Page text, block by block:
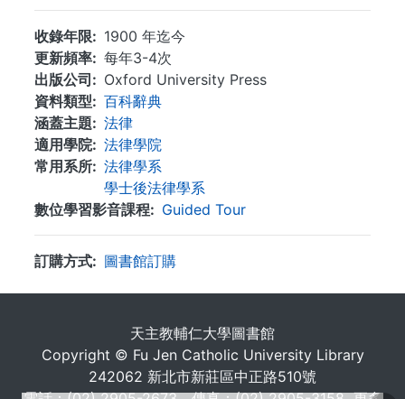
收錄年限
1900 年迄今
更新頻率
每年3-4次
出版公司
Oxford University Press
資料類型
百科辭典
涵蓋主題
法律
適用學院
法律學院
常用系所
法律學系
學士後法律學系
數位學習影音課程
Guided Tour
訂購方式
圖書館訂購
天主教輔仁大學圖書館
Copyright © Fu Jen Catholic University Library
242062 新北市新莊區中正路510號